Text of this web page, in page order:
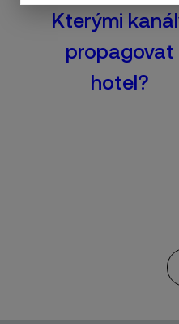
Kterými
propagovat
hotel?